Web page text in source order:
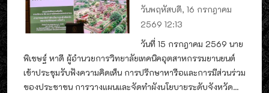
วันพฤหัสบดี, 16 กรกฎาคม
2569 12:13
วันที่ 15 กรกฎาคม 2569 นาย
พิเชษฐ์ หาดี ผู้อำนวยการวิทยาลัยเทคนิคอุตสาหกรรมยานยนต์
เข้าประชุมรับฟังความคิดเห็น การปรึกษาหารือและการมีส่วนร่วม
ของประชาชน การวางแผนและจัดทำผังนโยบายระดับจังหวัด...